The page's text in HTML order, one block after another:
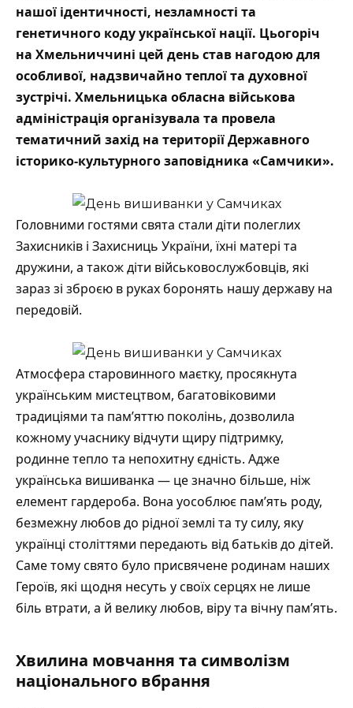
нашої ідентичності, незламності та
генетичного коду української нації. Цьогоріч
на Хмельниччині цей день став нагодою для
особливої, надзвичайно теплої та духовної
зустрічі. Хмельницька обласна військова
адміністрація організувала та провела
тематичний захід на території Державного
історико-культурного заповідника «Самчики».
Головними гостями свята стали діти полеглих
Захисників і Захисниць України, їхні матері та
дружини, а також діти військовослужбовців, які
зараз зі зброєю в руках боронять нашу державу на
передовій.
Атмосфера старовинного маєтку, просякнута
українським мистецтвом, багатовіковими
традиціями та пам’яттю поколінь, дозволила
кожному учаснику відчути щиру підтримку,
родинне тепло та непохитну єдність. Адже
українська вишиванка — це значно більше, ніж
елемент гардероба. Вона уособлює пам’ять роду,
безмежну любов до рідної землі та ту силу, яку
українці століттями передають від батьків до дітей.
Саме тому свято було присвячене родинам наших
Героїв, які щодня несуть у своїх серцях не лише
біль втрати, а й велику любов, віру та вічну пам’ять.
Хвилина мовчання та символізм
національного вбрання